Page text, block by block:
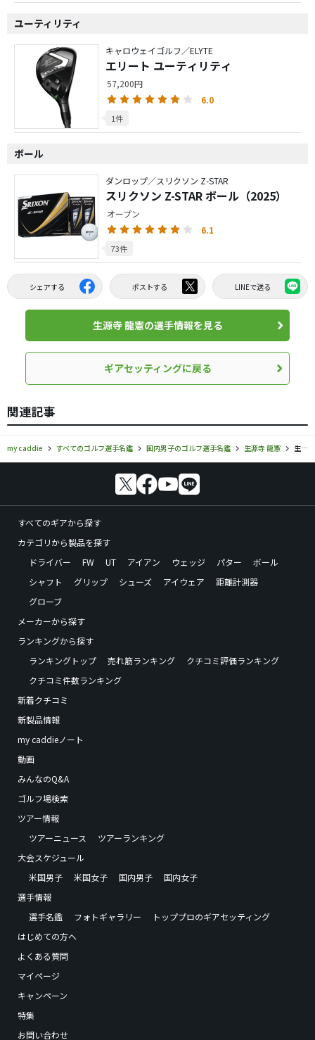
ユーティリティ
キャロウェイゴルフ／ELYTE
エリート ユーティリティ
57,200円
6.0
1件
ボール
ダンロップ／スリクソン Z-STAR
スリクソン Z-STAR ボール（2025）
オープン
6.1
73件
シェアする ポストする LINEで送る
生源寺 龍憲の選手情報を見る
ギアセッティングに戻る
関連記事
my caddie すべてのゴルフ選手名鑑 国内男子のゴルフ選手名鑑 生源寺 龍憲 生源寺 龍憲のギアセッティング・使用ギア情報
すべてのギアから探す
カテゴリから製品を探す
ドライバー
FW UT アイアン ウェッジ パター
ボール
シャフト
グリップ シューズ アイウェア
距離計測器
グローブ
メーカーから探す
ランキングから探す
ランキングトップ
売れ筋ランキング
クチコミ評価ランキング
クチコミ件数ランキング
新着クチコミ
新製品情報
my caddieノート
動画
みんなのQ&A
ゴルフ場検索
ツアー情報
ツアーニュース
ツアーランキング
大会スケジュール
米国男子
米国女子 国内男子
国内女子
選手情報
選手名鑑
フォトギャラリー
トッププロのギアセッティング
はじめての方へ
よくある質問
マイページ
キャンペーン
特集
お問い合わせ